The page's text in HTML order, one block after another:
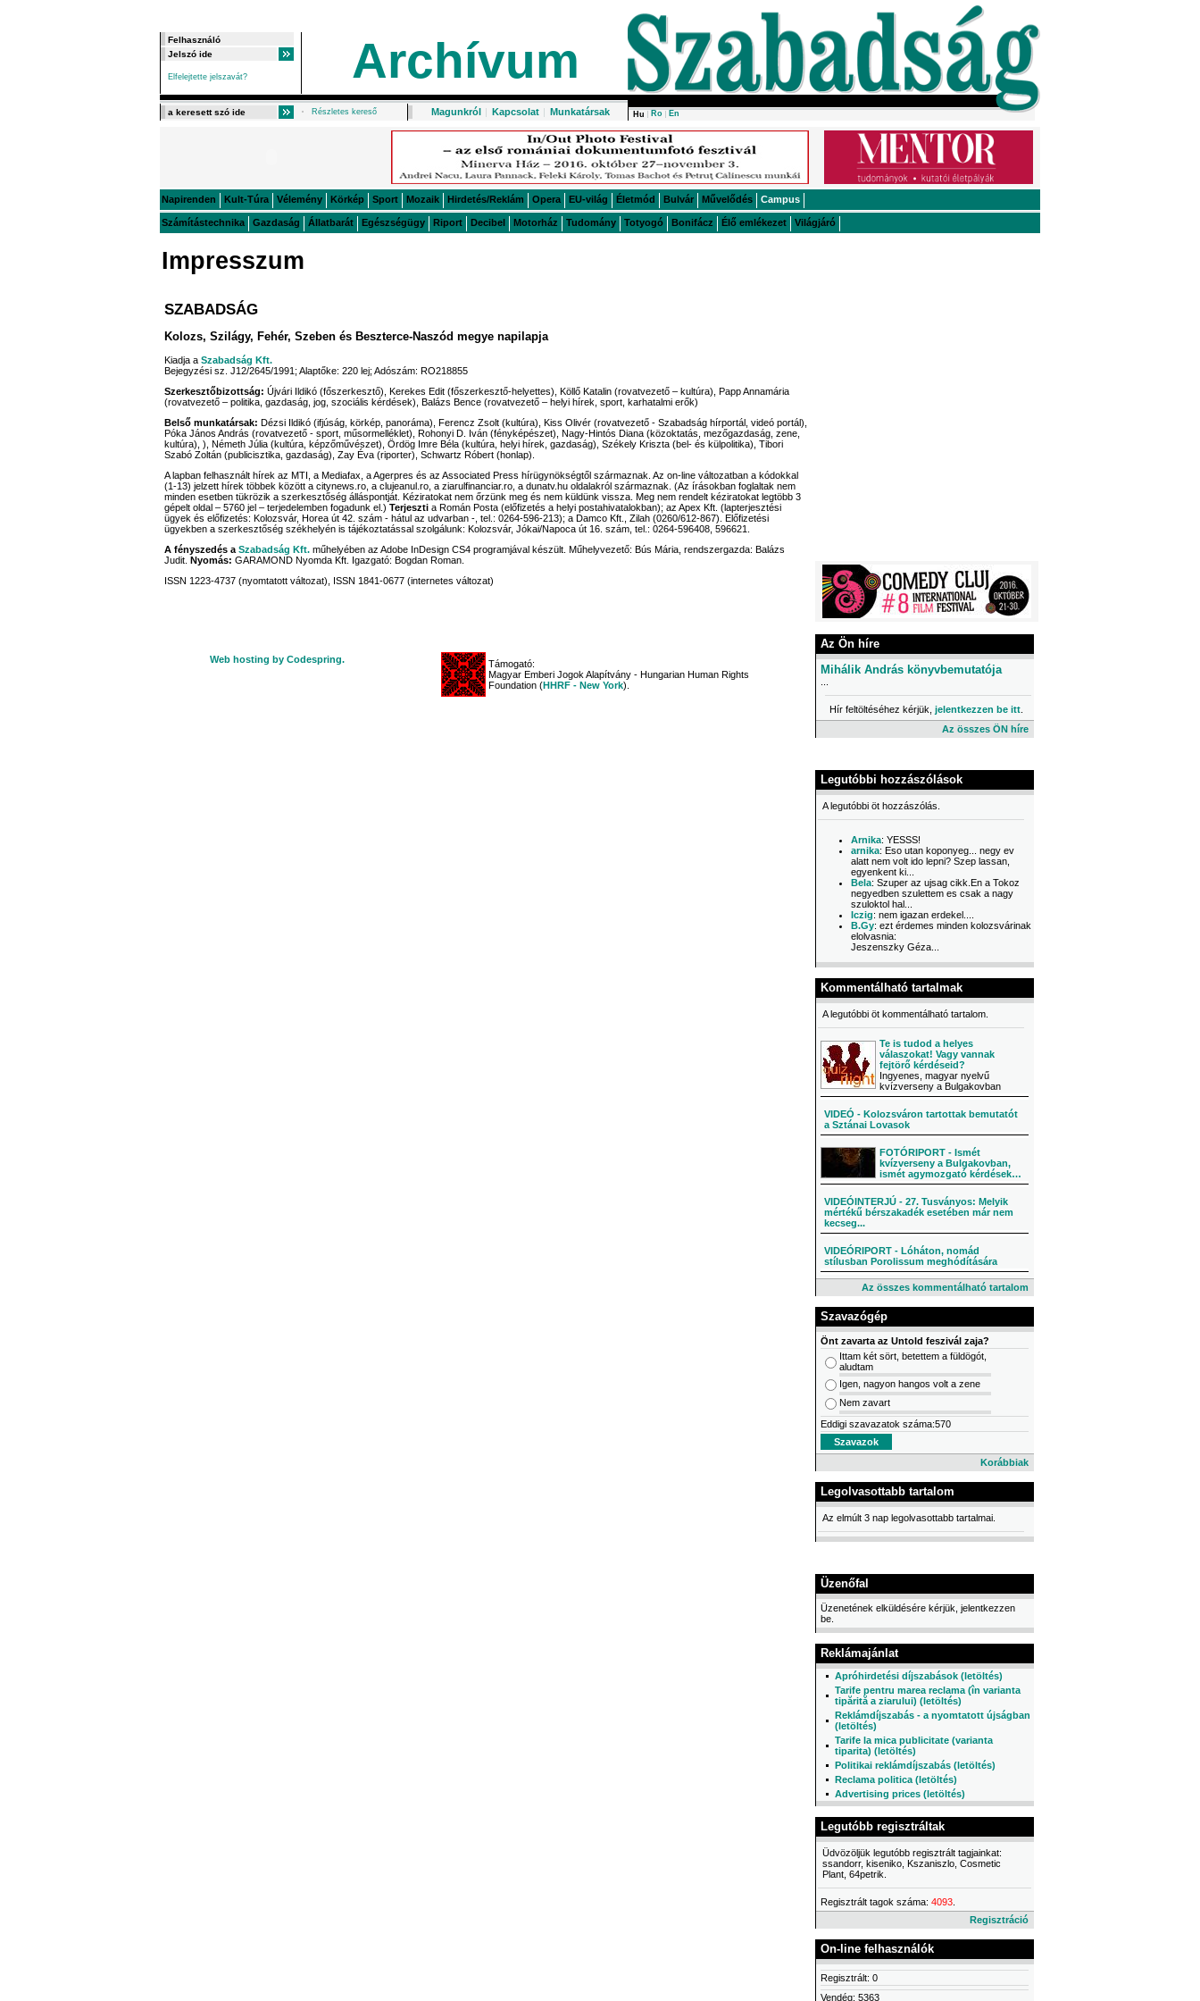
Elfelejtette jelszavát? Archívum
Részletes kereső Magunkról | Kapcsolat | Munkatársak Hu Ro En
Napirenden Kult-Túra Vélemény Körkép Sport Mozaik Hirdetés/Reklám Opera EU-világ Életmód Bulvár Művelődés Campus
Számítástechnika Gazdaság Állatbarát Egészségügy Riport Decibel Motorház Tudomány Totyogó Bonifácz Élő emlékezet Világjáró
Impresszum
SZABADSÁG
Kolozs, Szilágy, Fehér, Szeben és Beszterce-Naszód megye napilapja
Kiadja a Szabadság Kft.
Bejegyzési sz. J12/2645/1991; Alaptőke: 220 lej; Adószám: RO218855
Szerkesztőbizottság: Újvári Ildikó (főszerkesztő), Kerekes Edit (főszerkesztő-helyettes), Köllő Katalin (rovatvezető – kultúra), Papp Annamária
(rovatvezető – politika, gazdaság, jog, szociális kérdések), Balázs Bence (rovatvezető – helyi hírek, sport, karhatalmi erők)
Belső munkatársak: Dézsi Ildikó (ifjúság, körkép, panoráma), Ferencz Zsolt (kultúra), Kiss Olivér (rovatvezető - Szabadság hírportál, videó portál),
Póka János András (rovatvezető - sport, műsormelléklet), Rohonyi D. Iván (fényképészet), Nagy-Hintós Diana (közoktatás, mezőgazdaság, zene,
kultúra), ), Németh Júlia (kultúra, képzőművészet), Ördög Imre Béla (kultúra, helyi hírek, gazdaság), Székely Kriszta (bel- és külpolitika), Tibori
Szabó Zoltán (publicisztika, gazdaság), Zay Éva (riporter), Schwartz Róbert (honlap).
A lapban felhasznált hírek az MTI, a Mediafax, a Agerpres és az Associated Press hírügynökségtől származnak. Az on-line változatban a kódokkal
(1-13) jelzett hírek többek között a citynews.ro, a clujeanul.ro, a ziarulfinanciar.ro, a dunatv.hu oldalakról származnak. (Az írásokban foglaltak nem
minden esetben tükrözik a szerkesztőség álláspontját. Kéziratokat nem őrzünk meg és nem küldünk vissza. Meg nem rendelt kéziratokat legtöbb 3
gépelt oldal – 5760 jel – terjedelemben fogadunk el.) Terjeszti a Román Posta (előfizetés a helyi postahivatalokban); az Apex Kft. (lapterjesztési
ügyek és előfizetés: Kolozsvár, Horea út 42. szám - hátul az udvarban -, tel.: 0264-596-213); a Damco Kft., Zilah (0260/612-867). Előfizetési
ügyekben a szerkesztőség székhelyén is tájékoztatással szolgálunk: Kolozsvár, Jókai/Napoca út 16. szám, tel.: 0264-596408, 596621.
A fényszedés a Szabadság Kft. műhelyében az Adobe InDesign CS4 programjával készült. Műhelyvezető: Bús Mária, rendszergazda: Balázs
Judit.
Nyomás: GARAMOND Nyomda Kft. Igazgató: Bogdan Roman.
ISSN 1223-4737 (nyomtatott változat), ISSN 1841-0677 (internetes változat)
Web hosting by Codespring.
Támogató:
Magyar Emberi Jogok Alapítvány - Hungarian Human Rights
Foundation (HHRF - New York).
Az Ön híre
Mihálik András könyvbemutatója
Hír feltöltéséhez kérjük, jelentkezzen be itt
Az összes ÖN híre
Legutóbbi hozzászólások
A legutóbbi öt hozzászólás.
Arnika: YESSS!
arnika: Eso utan koponyeg... negy ev
alatt nem volt ido lepni? Szep lassan,
egyenkent ki...
Bela: Szuper az ujsag cikk.En a Tokoz
negyedben szulettem es csak a nagy
szuloktol hal...
Iczig: nem igazan erdekel....
B.Gy: ezt érdemes minden kolozsvárinak
elolvasnia:
Jeszenszky Géza...
Kommentálható tartalmak
A legutóbbi öt kommentálható tartalom.
Te is tudod a helyes
válaszokat! Vagy vannak
fejtörő kérdéseid?
Ingyenes, magyar nyelvű
kvízverseny a Bulgakovban
VIDEÓ - Kolozsváron tartottak bemutatót
a Sztánai Lovasok
FOTÓRIPORT - Ismét
kvízverseny a Bulgakovban,
ismét agymozgató kérdések…
VIDEÓINTERJÚ - 27. Tusványos: Melyik
mértékű bérszakadék esetében már nem
kecseg...
VIDEÓRIPORT - Lóháton, nomád
stílusban Porolissum meghódítására
Az összes kommentálható tartalom
Szavazógép
Önt zavarta az Untold feszivál zaja?
Ittam két sört, betettem a füldögót,
aludtam
Igen, nagyon hangos volt a zene
Nem zavart
Eddigi szavazatok száma:570
Korábbiak
Legolvasottabb tartalom
Az elmúlt 3 nap legolvasottabb tartalmai.
Üzenőfal
Üzenetének elküldésére kérjük, jelentkezzen
be.
Reklámajánlat
Apróhirdetési díjszabások (letöltés)
Tarife pentru marea reclama (în varianta
tipărită a ziarului) (letöltés)
Reklámdíjszabás - a nyomtatott újságban
(letöltés)
Tarife la mica publicitate (varianta
tiparita) (letöltés)
Politikai reklámdíjszabás (letöltés)
Reclama politica (letöltés)
Advertising prices (letöltés)
Legutóbb regisztráltak
Üdvözöljük legutóbb regisztrált tagjainkat:
ssandorr, kiseniko, Kszaniszlo, Cosmetic
Plant, 64petrik.
Regisztrált tagok száma: 4093
Regisztráció
On-line felhasználók
Regisztrált: 0
Vendég: 5363